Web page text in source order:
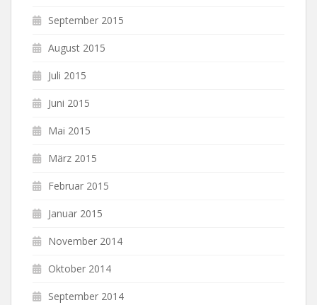
September 2015
August 2015
Juli 2015
Juni 2015
Mai 2015
März 2015
Februar 2015
Januar 2015
November 2014
Oktober 2014
September 2014